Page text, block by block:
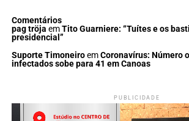
Comentários
pag tröja emTito Guarniere: “Tuítes e os
presidencial”
Suporte TimoneiroemCoronavírus: Número
infectados sobe para 41 em Canoas
PUBLICIDADE